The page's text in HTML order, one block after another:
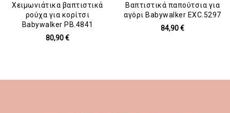
Χειμωνιάτικα βαπτιστικά
ρούχα για κορίτσι
Babywalker PB.4841
80,90 €
Βαπτιστικά παπούτσια για
αγόρι Babywalker EXC.5297
84,90 €